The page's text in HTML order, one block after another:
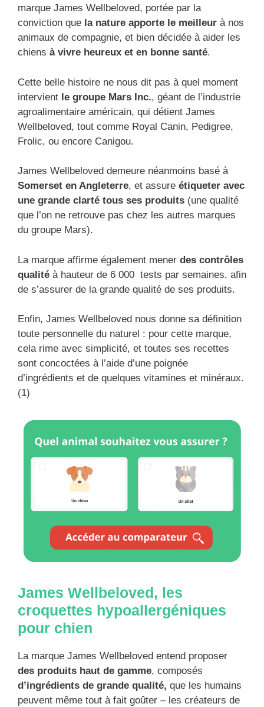
marque James Wellbeloved, portée par la
conviction que la nature apporte le meilleur à nos
animaux de compagnie, et bien décidée à aider les
chiens à vivre heureux et en bonne santé.
Cette belle histoire ne nous dit pas à quel moment
intervient le groupe Mars Inc., géant de l’industrie
agroalimentaire américain, qui détient James
Wellbeloved, tout comme Royal Canin, Pedigree,
Frolic, ou encore Canigou.
James Wellbeloved demeure néanmoins basé à
Somerset en Angleterre, et assure étiqueter avec
une grande clarté tous ses produits (une qualité
que l’on ne retrouve pas chez les autres marques
du groupe Mars).
La marque affirme également mener des contrôles
qualité à hauteur de 6 000 tests par semaines, afin
de s’assurer de la grande qualité de ses produits.
Enfin, James Wellbeloved nous donne sa définition
toute personnelle du naturel : pour cette marque,
cela rime avec simplicité, et toutes ses recettes
sont concoctées à l’aide d’une poignée
d’ingrédients et de quelques vitamines et minéraux.
(1)
James Wellbeloved, les
croquettes hypoallergéniques
pour chien
La marque James Wellbeloved entend proposer
des produits haut de gamme, composés
d’ingrédients de grande qualité, que les humains
peuvent même tout à fait goûter – les créateurs de